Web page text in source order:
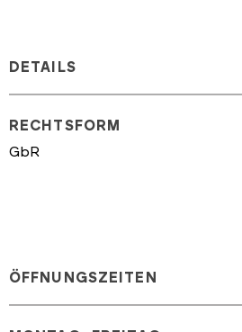
DETAILS
RECHTSFORM
GbR
ÖFFNUNGSZEITEN